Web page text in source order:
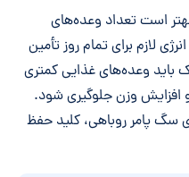
است تعداد وعده‌های
لازم برای تمام روز تأمین
وعده‌های غذایی کمتری
افزایش وزن جلوگیری شود.
سگ پامر روباهی، کلید حفظ